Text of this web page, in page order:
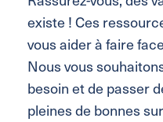
existe ! Ces
vous aider à faire
Nous vous
besoin et de passer
pleines de bonnes